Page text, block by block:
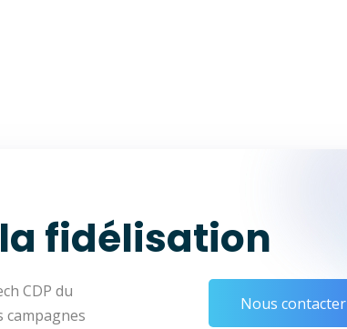
fidélisation
CDP du
campagnes
Nous contacter